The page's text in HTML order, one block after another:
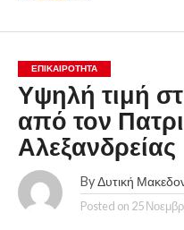
ΕΠΙΚΑΙΡΟΤΗΤΑ
Υψηλή τιμή
από τον
Αλεξανδρείας
By Δυτική
Posted on 25